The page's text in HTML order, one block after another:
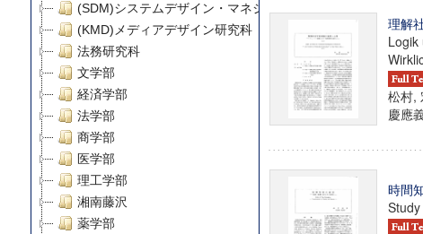
(SDM)システムデザイン・マネジメント研究科
(KMD)メディアデザイン研究科
法務研究科
文学部
経済学部
法学部
商学部
医学部
理工学部
湘南藤沢
薬学部
理解
Logik
松村,
慶應
時間